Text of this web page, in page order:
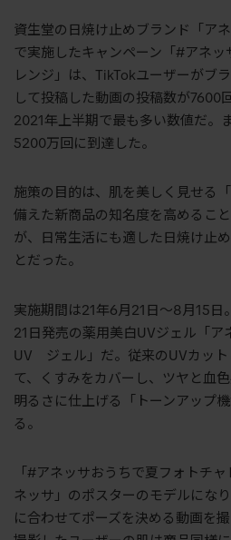
資生堂の日焼け止めブランド「ア
で実施したキャンペーン「#アネッ
レンジ」は、TikTokユーザーがブ
して投稿した動画の投稿数が7600
2021年上半期で最も多い数値だ。
5200万回に到達した。
施策の目的は、肌を美しく見せる
備えた新商品の知名度を高めるこ
が、日常生活にも適した日焼け止
とだった。
実施期間は21年6月21日〜8月15日
21日発売の薬用美白UVジェル「
UV ジェル」だ。従来のUVカット
て、くすみをカバーし、ツヤと血
明るさに仕上げる「トーンアップ
る。
「#アネッサおうちで夏フォトチ
ネッサ」のポスターのモデルにな
に合わせてポーズを決める動画を